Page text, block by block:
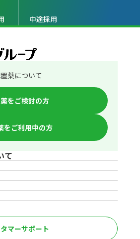
中途採用
薬について
をご検討の方
をご利用中の方
て
マーサポート